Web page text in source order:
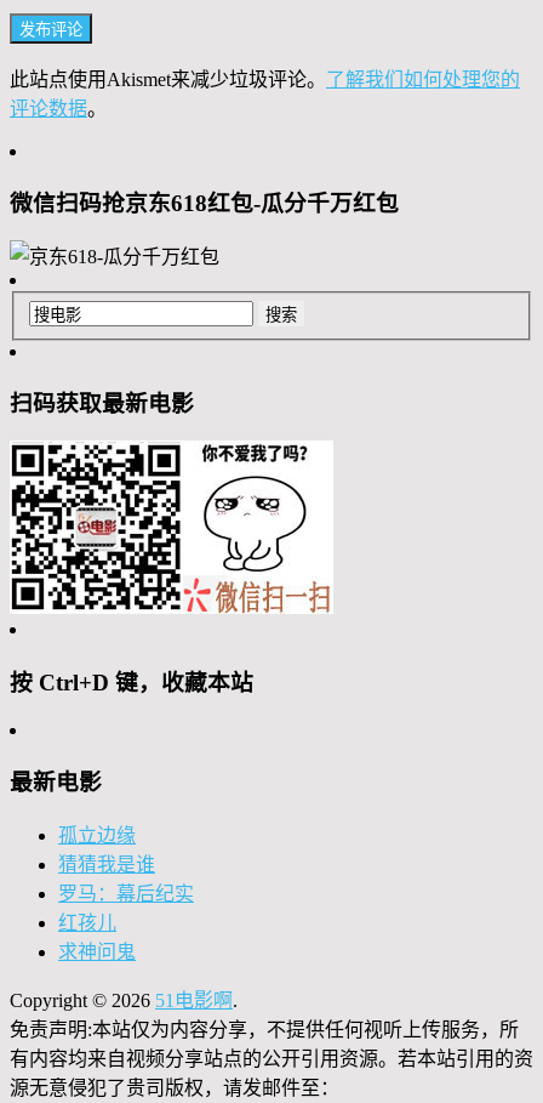
此站点使用Akismet来减少垃圾评论。 了解我们如何处理您的
评论数据。
微信扫码抢京东618红包-瓜分千万红包
扫码获取最新电影
按 Ctrl+D 键，收藏本站
最新电影
孤立边缘
猜猜我是谁
罗马：幕后纪实
红孩儿
求神问鬼
Copyright © 2026 51电影啊 .
免责声明:本站仅为内容分享，不提供任何视听上传服务，所
有内容均来自视频分享站点的公开引用资源。若本站引用的资
源无意侵犯了贵司版权，请发邮件至：